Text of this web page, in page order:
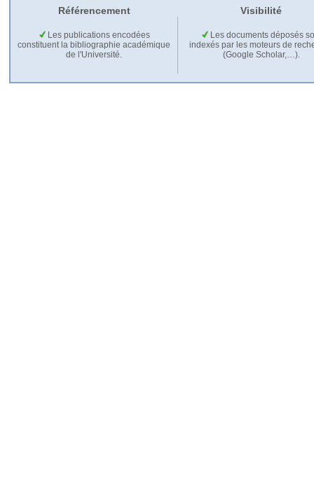
Référencement Visibilité
Les publications encodées
constituent la bibliographie académique
de l'Université.
Les documents déposés
indexés par les moteurs de
(Google Scholar,…).